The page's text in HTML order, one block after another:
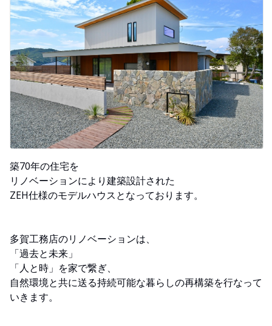
築70年の住宅を
リノベーションにより建築設計された
ZEH仕様のモデルハウスとなっております。
多賀工務店のリノベーションは、
「過去と未来」
「人と時」を家で繋ぎ、
自然環境と共に送る持続可能な暮らしの再構築を行なって
いきます。